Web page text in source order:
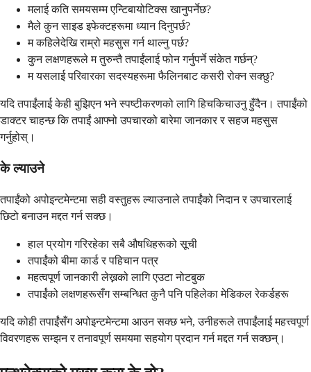
मलाई कति समयसम्म एन्टिबायोटिक्स खानुपर्नेछ?
मैले कुन साइड इफेक्टहरूमा ध्यान दिनुपर्छ?
म कहिलेदेखि राम्रो महसुस गर्न थाल्नु पर्छ?
कुन लक्षणहरूले म तुरुन्तै तपाईंलाई फोन गर्नुपर्ने संकेत गर्छन्?
म यसलाई परिवारका सदस्यहरूमा फैलिनबाट कसरी रोक्न सक्छु?
यदि तपाईंलाई केही बुझिएन भने स्पष्टीकरणको लागि हिचकिचाउनु हुँदैन। तपाईंको
डाक्टर चाहन्छ कि तपाईं आफ्नो उपचारको बारेमा जानकार र सहज महसुस
गर्नुहोस्।
के ल्याउने
तपाईंको अपोइन्टमेन्टमा सही वस्तुहरू ल्याउनाले तपाईंको निदान र उपचारलाई
छिटो बनाउन मद्दत गर्न सक्छ।
हाल प्रयोग गरिरहेका सबै औषधिहरूको सूची
तपाईंको बीमा कार्ड र पहिचान पत्र
महत्वपूर्ण जानकारी लेख्नको लागि एउटा नोटबुक
तपाईंको लक्षणहरूसँग सम्बन्धित कुनै पनि पहिलेका मेडिकल रेकर्डहरू
यदि कोही तपाईंसँग अपोइन्टमेन्टमा आउन सक्छ भने, उनीहरूले तपाईंलाई महत्त्वपूर्ण
विवरणहरू सम्झन र तनावपूर्ण समयमा सहयोग प्रदान गर्न मद्दत गर्न सक्छन्।